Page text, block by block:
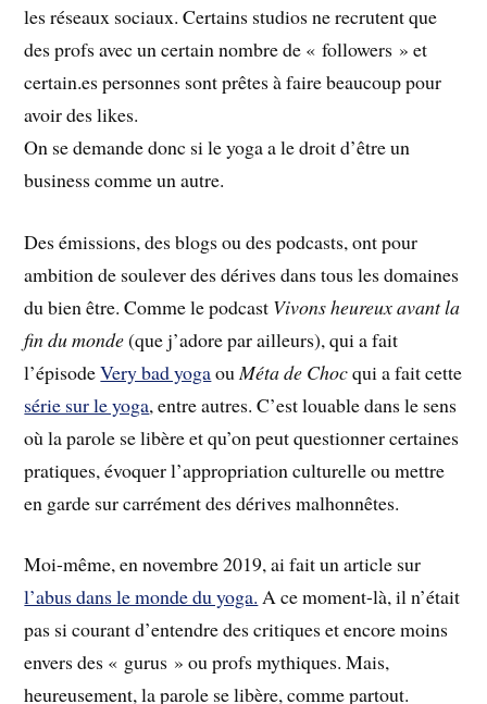
les réseaux sociaux. Certains studios ne recrutent que
des profs avec un certain nombre de « followers » et
certain.es personnes sont prêtes à faire beaucoup pour
avoir des likes.
On se demande donc si le yoga a le droit d’être un
business comme un autre.
Des émissions, des blogs ou des podcasts, ont pour
ambition de soulever des dérives dans tous les domaines
du bien être. Comme le podcast Vivons heureux avant la
fin du monde(que j’adore par ailleurs), qui a fait
l’épisodeVery bad yogaou Méta de Chocqui a fait cette
série sur le yoga, entre autres. C’est louable dans le sens
où la parole se libère et qu’on peut questionner certaines
pratiques, évoquer l’appropriation culturelle ou mettre
en garde sur carrément des dérives malhonnêtes.
Moi-même, en novembre 2019, ai fait un article sur
l’abus dans le monde du yoga. A ce moment-là, il n’était
pas si courant d’entendre des critiques et encore moins
envers des « gurus » ou profs mythiques. Mais,
heureusement, la parole se libère, comme partout.